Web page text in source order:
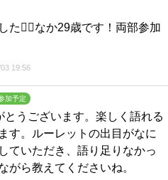
た🙇‍♂️なか29歳です！両部参加
19:56
加予定
うございます。楽しく語れる
す。ルーレットの出目がなに
ていただき、語り足りなかっ
がら教えてくださいね。